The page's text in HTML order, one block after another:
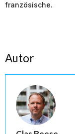
französische.
Autor